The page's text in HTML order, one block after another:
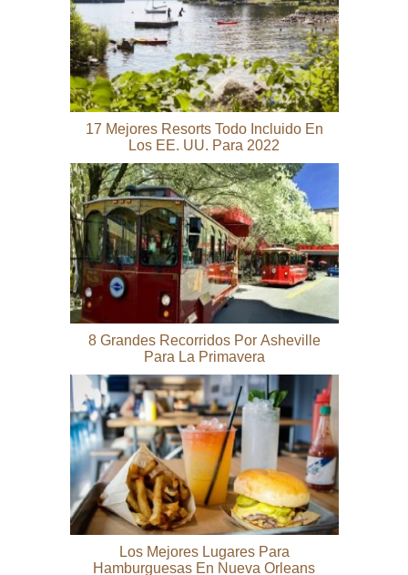
17 Mejores Resorts Todo Incluido En
Los EE. UU. Para 2022
8 Grandes Recorridos Por Asheville
Para La Primavera
Los Mejores Lugares Para
Hamburguesas En Nueva Orleans